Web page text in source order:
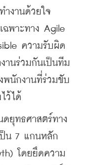
งานด้วยใจ
ฉพาะทาง Agile
ความรับผิด
านร่วมกันเป็นทีม
พนักงานที่ร่วมขับ
ว้ได้
ยุทธศาสตร์ทาง
ป็น 7 แกนหลัก
โดยยึดความ